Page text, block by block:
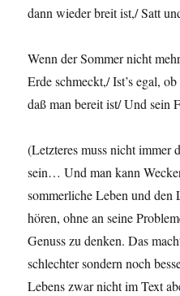
dann wieder breit ist,/ Satt
Wenn der Sommer nicht
Erde schmeckt,/ Ist’s egal,
daß man bereit ist/ Und sein
(Letzteres muss nicht immer
sein… Und man kann
sommerliche Leben und den
hören, ohne an seine
Genuss zu denken. Das
schlechter sondern noch
Lebens zwar nicht im Text